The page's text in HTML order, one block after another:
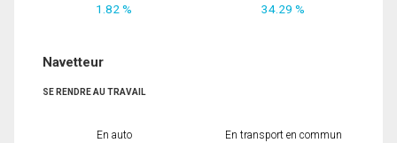
1.82 % 34.29 %
Navetteur
SE RENDRE AU TRAVAIL
En auto En transport en commun